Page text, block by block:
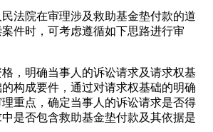
法院在审理涉及救助基金垫付款的道
件时，可考虑遵循如下思路进行审
，明确当事人的诉讼请求及请求权基
构成要件，通过对请求权基础的明确
重点，确定当事人的诉讼请求是否得
是否包含救助基金垫付款及其依据是